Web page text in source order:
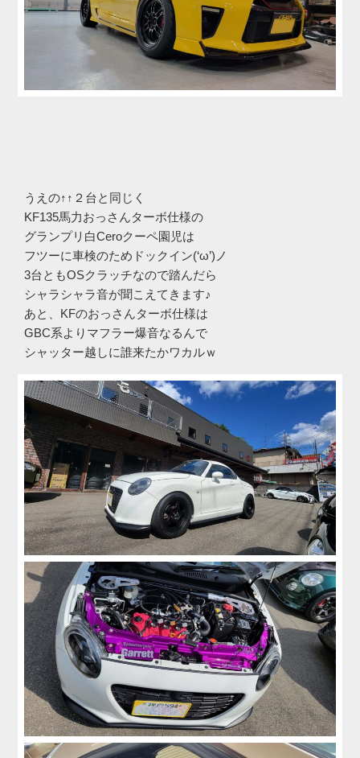
うえの↑↑２台と同じく
KF135馬力おっさんターボ仕様の
グランプリ白Ceroクーペ園児は
フツーに車検のためドックイン(‘ω’)ノ
3台ともOSクラッチなので踏んだら
シャラシャラ音が聞こえてきます♪
あと、KFのおっさんターボ仕様は
GBC系よりマフラー爆音なるんで
シャッター越しに誰来たかワカルｗ